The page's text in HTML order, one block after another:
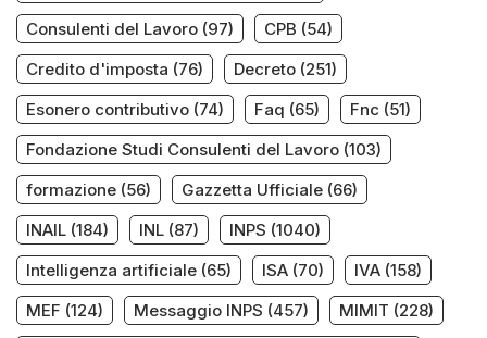
Consulenti del Lavoro (97) CPB (54)
Credito d'imposta (76) Decreto (251)
Esonero contributivo (74) Faq (65) Fnc (51)
Fondazione Studi Consulenti del Lavoro (103)
formazione (56) Gazzetta Ufficiale (66)
INAIL (184) INL (87) INPS (1040)
Intelligenza artificiale (65) ISA (70) IVA (158)
MEF (124) Messaggio INPS (457) MIMIT (228)